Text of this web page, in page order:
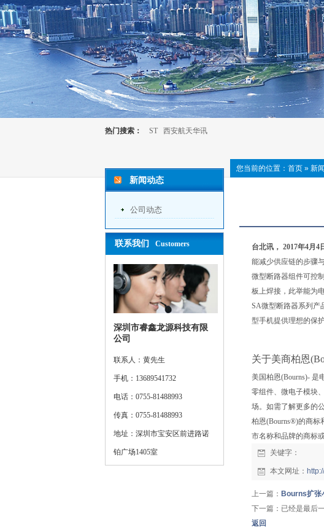
热门搜索： ST 西安航天华讯
新闻动态
公司动态
联系我们 Customers
深圳市睿鑫龙源科技有限
公司
联系人：黄先生
手机：13689541732
电话：0755-81488993
传真：0755-81488993
地址：深圳市宝安区前进路诺
铂广场1405室
您当前的位置： 首页 » 新
台北讯， 2017年4月4
能减少供应链的步骤
微型断路器组件可控
板上焊接，此举能为
SA微型断路器系列产
型手机提供理想的保
关于美商柏恩
美国柏恩(Bourns)- 是
零组件、微电子模块
场。如需了解更多的
柏恩(Bourns®)的商标
市名称和品牌的商标
关键字：
本文网址：
上一篇： Bourns扩张
下一篇：已经是最后
返回